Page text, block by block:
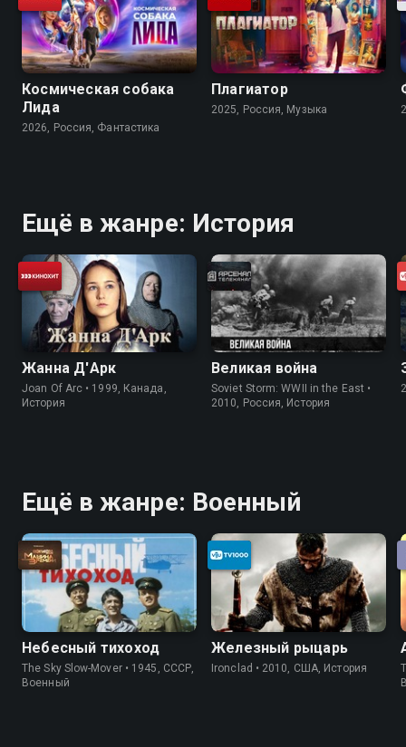
Космическая собака
Лида
2026, Россия, Фантастика
Плагиатор
2025, Россия, Музыка
Ещё в жанре: История
Жанна Д'Арк
Joan Of Arc • 1999, Канада,
История
Великая война
Soviet Storm: WWII in the East •
2010, Россия, История
Ещё в жанре: Военный
Небесный тихоход
The Sky Slow-Mover • 1945, СССР,
Военный
Железный рыцарь
Ironclad • 2010, США, История